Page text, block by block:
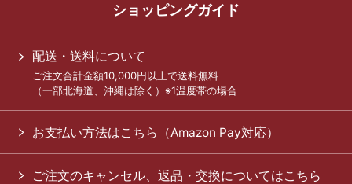
ショッピングガイド
配送・送料について
ご注文合計金額10,000円以上で送料無料
（一部北海道、沖縄は除く）※1温度帯の場合
お支払い方法はこちら（Amazon Pay対応）
ご注文のキャンセル、返品・交換についてはこちら